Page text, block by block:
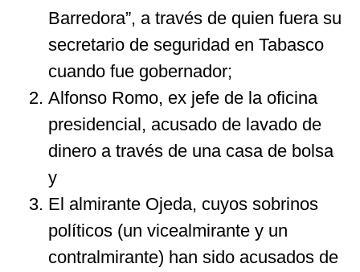
Barredora”, a través de quien fuera su
secretario de seguridad en Tabasco
cuando fue gobernador;
Alfonso Romo, ex jefe de la oficina
presidencial, acusado de lavado de
dinero a través de una casa de bolsa
y
El almirante Ojeda, cuyos sobrinos
políticos (un vicealmirante y un
contralmirante) han sido acusados de